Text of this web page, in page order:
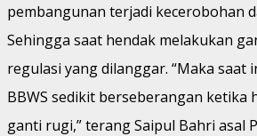
pembangunan terjadi kecerobohan
Sehingga saat hendak melakukan
regulasi yang dilanggar. “Maka saat
BBWS sedikit berseberangan ketika
ganti rugi,” terang Saipul Bahri asal